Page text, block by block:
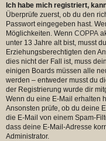
Ich habe mich registriert,
Überprüfe zuerst, ob du den
Passwort eingegeben hast.
Möglichkeiten. Wenn COPPA
unter 13 Jahre alt bist, musst
Erziehungsberechtigten den
dies nicht der Fall ist, muss
einigen Boards müssen alle
werden – entweder musst du
der Registrierung wurde dir
Wenn du eine E-Mail erhalten
Ansonsten prüfe, ob du deine
die E-Mail von einem Spam-
dass deine E-Mail-Adresse
Administrator.